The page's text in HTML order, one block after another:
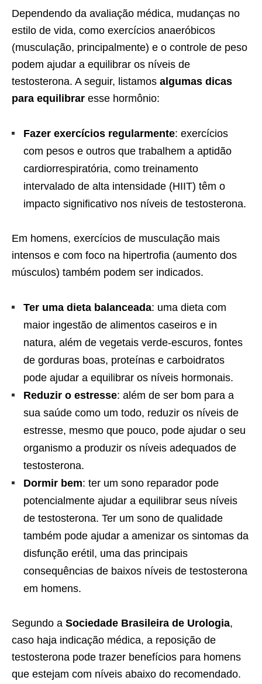
Dependendo da avaliação médica, mudanças no
estilo de vida, como exercícios anaeróbicos
(musculação, principalmente) e o controle de peso
podem ajudar a equilibrar os níveis de
testosterona. A seguir, listamos algumas dicas
para equilibrar esse hormônio:
Fazer exercícios regularmente: exercícios
com pesos e outros que trabalhem a aptidão
cardiorrespiratória, como treinamento
intervalado de alta intensidade (HIIT) têm o
impacto significativo nos níveis de testosterona.
Em homens, exercícios de musculação mais
intensos e com foco na hipertrofia (aumento dos
músculos) também podem ser indicados.
Ter uma dieta balanceada: uma dieta com
maior ingestão de alimentos caseiros e in
natura, além de vegetais verde-escuros, fontes
de gorduras boas, proteínas e carboidratos
pode ajudar a equilibrar os níveis hormonais.
Reduzir o estresse: além de ser bom para a
sua saúde como um todo, reduzir os níveis de
estresse, mesmo que pouco, pode ajudar o seu
organismo a produzir os níveis adequados de
testosterona.
Dormir bem: ter um sono reparador pode
potencialmente ajudar a equilibrar seus níveis
de testosterona. Ter um sono de qualidade
também pode ajudar a amenizar os sintomas da
disfunção erétil, uma das principais
consequências de baixos níveis de testosterona
em homens.
Segundo a Sociedade Brasileira de Urologia,
caso haja indicação médica, a reposição de
testosterona pode trazer benefícios para homens
que estejam com níveis abaixo do recomendado.